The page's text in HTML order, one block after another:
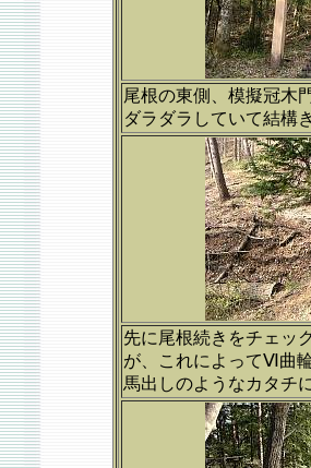
尾根の東側、模擬冠木
ダラダラしていて結構
先に尾根続きをチェッ
が、これによってⅥ曲
馬出しのようなカタチ